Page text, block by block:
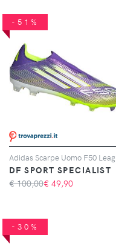
-51%
DF SPORT SPECIALIST
€ 100,00€ 49,90
-30%